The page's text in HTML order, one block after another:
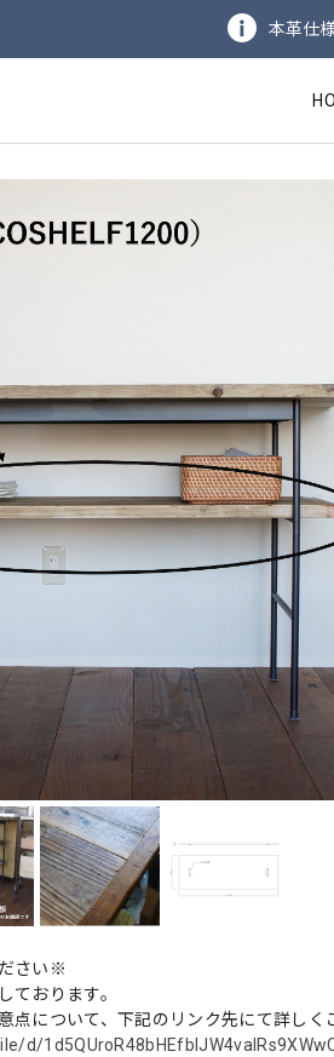
本革仕
さい※
ております。
点について、下記のリンク先にて詳し
d/